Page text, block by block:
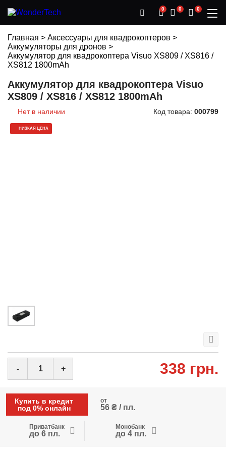
0 0 0
Главная > Аксессуары для квадрокоптеров >
Аккумуляторы для дронов >
Аккумулятор для квадрокоптера Visuo XS809 / XS816 /
XS812 1800mAh
Аккумулятор для квадрокоптера Visuo
XS809 / XS816 / XS812 1800mAh
Нет в наличии Код товара: 000799
НИЗКАЯ ЦЕНА
338 грн.
- +
Купить в кредит
под 0% онлайн
от
56 ₴ / пл.
Приватбанк
до 6 пл.
Монобанк
до 4 пл.